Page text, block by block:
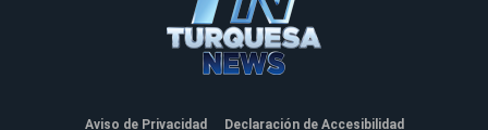
Aviso de Privacidad Declaración de Accesibilidad